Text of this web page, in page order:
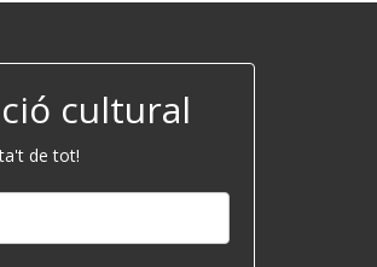
cultural
de tot!